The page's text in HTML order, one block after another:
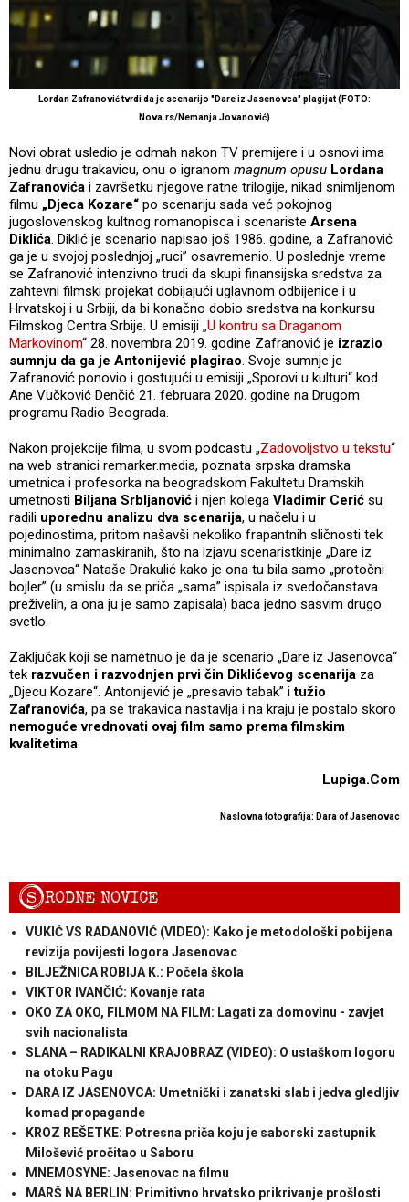
Lordan Zafranović tvrdi da je scenarijo "Dare iz Jasenovca" plagijat (FOTO:
Nova.rs/Nemanja Jovanović)
Novi obrat usledio je odmah nakon TV premijere i u osnovi ima
jednu drugu trakavicu, onu o igranom magnum opusu Lordana
Zafranovića i završetku njegove ratne trilogije, nikad snimljenom
filmu „Djeca Kozare“ po scenariju sada već pokojnog
jugoslovenskog kultnog romanopisca i scenariste Arsena
Diklića. Diklić je scenario napisao još 1986. godine, a Zafranović
ga je u svojoj poslednjoj „ruci” osavremenio. U poslednje vreme
se Zafranović intenzivno trudi da skupi finansijska sredstva za
zahtevni filmski projekat dobijajući uglavnom odbijenice i u
Hrvatskoj i u Srbiji, da bi konačno dobio sredstva na konkursu
Filmskog Centra Srbije. U emisiji „U kontru sa Draganom
Markovinom“ 28. novembra 2019. godine Zafranović je izrazio
sumnju da ga je Antonijević plagirao. Svoje sumnje je
Zafranović ponovio i gostujući u emisiji „Sporovi u kulturi“ kod
Ane Vučković Denčić 21. februara 2020. godine na Drugom
programu Radio Beograda.
Nakon projekcije filma, u svom podcastu „Zadovoljstvo u tekstu“
na web stranici remarker.media, poznata srpska dramska
umetnica i profesorka na beogradskom Fakultetu Dramskih
umetnosti Biljana Srbljanović i njen kolega Vladimir Cerić su
radili uporednu analizu dva scenarija, u načelu i u
pojedinostima, pritom našavši nekoliko frapantnih sličnosti tek
minimalno zamaskiranih, što na izjavu scenaristkinje „Dare iz
Jasenovca“ Nataše Drakulić kako je ona tu bila samo „protočni
bojler” (u smislu da se priča „sama” ispisala iz svedočanstava
preživelih, a ona ju je samo zapisala) baca jedno sasvim drugo
svetlo.
Zaključak koji se nametnuo je da je scenario „Dare iz Jasenovca“
tek razvučen i razvodnjen prvi čin Diklićevog scenarija za
„Djecu Kozare“. Antonijević je „presavio tabak” itužio
Zafranovića, pa se trakavica nastavlja i na kraju je postalo skoro
nemoguće vrednovati ovaj film samo prema filmskim
kvalitetima.
Lupiga.Com
Naslovna fotografija: Dara of Jasenovac
SRODNE NOVICE
VUKIĆ VS RADANOVIĆ (VIDEO): Kako je metodološki pobijena
revizija povijesti logora Jasenovac
BILJEŽNICA ROBIJA K.: Počela škola
VIKTOR IVANČIĆ: Kovanje rata
OKO ZA OKO, FILMOM NA FILM: Lagati za domovinu - zavjet
svih nacionalista
SLANA – RADIKALNI KRAJOBRAZ (VIDEO): O ustaškom logoru
na otoku Pagu
DARA IZ JASENOVCA: Umetnički i zanatski slab i jedva gledljiv
komad propagande
KROZ REŠETKE: Potresna priča koju je saborski zastupnik
Milošević pročitao u Saboru
MNEMOSYNE: Jasenovac na filmu
MARŠ NA BERLIN: Primitivno hrvatsko prikrivanje prošlosti